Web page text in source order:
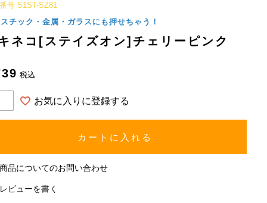
号 S1ST-SZ81
チック・金属・ガラスにも押せちゃう！
ネコ[ステイズオン]チェリーピンク
税込
お気に入りに登録する
カートに入れる
品についてのお問い合わせ
ビューを書く